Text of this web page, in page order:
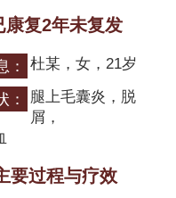
康复2年未复发
： 杜某，女，21岁
：
腿上毛囊炎，脱
屑，
要过程与疗效